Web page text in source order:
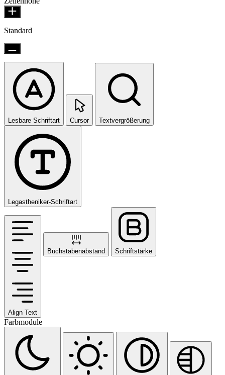
Standard
Lesbare Schriftart Cursor Textvergrößerung
Legastheniker-Schriftart
Align Text
Buchstabenabstand Schriftstärke
Farbmodule